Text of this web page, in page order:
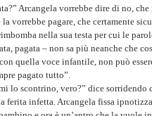
Arcangela vorrebbe dire di no,
vorrebbe pagare, che certamente
nella sua testa per cui le
pagata – non sa più neanche che
quella voce infantile, non può
pagato tutto”.
lo scontrino, vero?” dice sorridendo
ferita infetta. Arcangela fissa